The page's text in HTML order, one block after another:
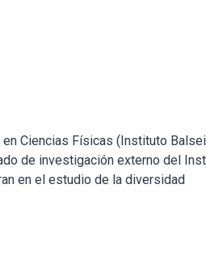
Ciencias Físicas (Instituto
de investigación externo del
en el estudio de la diversidad